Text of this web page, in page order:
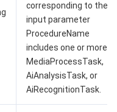
corresponding to the
input parameter
ProcedureName
includes one or more of
MediaProcessTask,
AiAnalysisTask, or
AiRecognitionTask.